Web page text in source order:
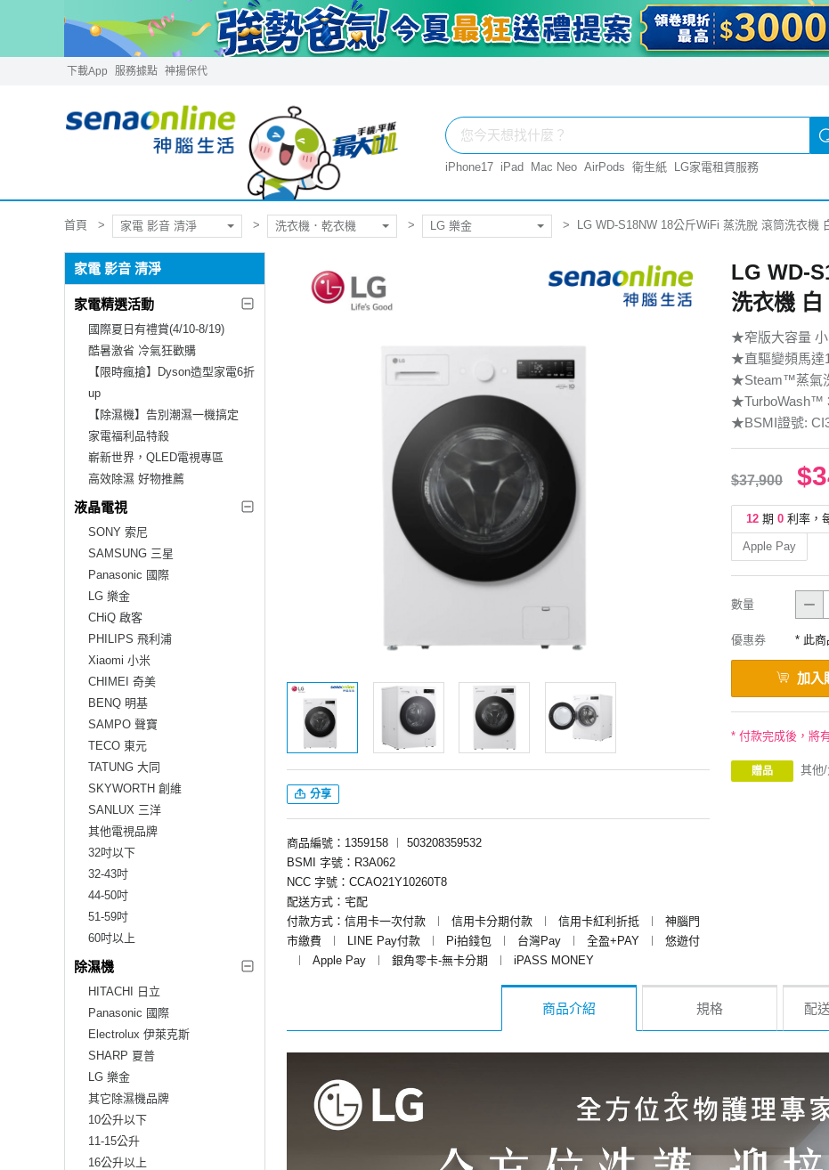
下載App 服務據點 神揚保代
iPhone17 iPad Mac Neo AirPods 衛生紙 LG家電租賃服務
首頁 家電 影音 清淨 洗衣機．乾衣機 LG 樂金 LG WD-S18NW 18公斤WiFi 蒸洗脫 滾筒洗衣機
家電 影音 清淨
家電精選活動
國際夏日有禮賞(4/10-8/19)
酷暑激省 冷氣狂歡購
【限時瘋搶】Dyson造型家電6折
up
【除濕機】告別潮濕一機搞定
家電福利品特殺
嶄新世界，QLED電視專區
高效除濕 好物推薦
液晶電視
SONY 索尼
SAMSUNG 三星
Panasonic 國際
LG 樂金
CHiQ 啟客
PHILIPS 飛利浦
Xiaomi 小米
CHIMEI 奇美
BENQ 明基
SAMPO 聲寶
TECO 東元
TATUNG 大同
SKYWORTH 創維
SANLUX 三洋
其他電視品牌
32吋以下
32-43吋
44-50吋
51-59吋
60吋以上
除濕機
HITACHI 日立
Panasonic 國際
Electrolux 伊萊克斯
SHARP 夏普
LG 樂金
其它除濕機品牌
10公升以下
11-15公升
16公升以上
分享
商品編號：1359158 ︱
503208359532
BSMI 字號：R3A062
NCC 字號：CCAO21Y10260T8
配送方式：宅配
付款方式：信用卡一次付款
︱ 信用卡分期付款 ︱ 信用卡紅利折抵 ︱
神腦門
市繳費
︱ LINE Pay付款 ︱ Pi拍錢包 ︱ 台灣Pay ︱ 全盈+PAY ︱
悠遊付
︱
Apple Pay ︱ 銀角零卡-無卡分期 ︱ iPASS MONEY
LG WD-
洗衣機 白
★窄版大容量
★直驅變頻馬達
★Steam™蒸氣
★TurboWash™
★BSMI證號:
$37,900
12 期 0 利率，
Apple Pay
數量
優惠券 * 此商
加入
* 付款完成後，將
贈品 其他
商品介紹 規格 配